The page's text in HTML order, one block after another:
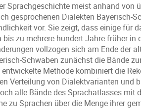
Sprachgeschichte meist anhand von
gesprochenen Dialekten Bayerisch-
vor. Sie zeigt, dass einige für
zu mehrere hundert Jahre früher
vollzogen sich am Ende der
Schwaben zunächst die Bände
Methode kombiniert die
Verteilung von Dialektvarianten und
alle Bände des Sprachatlasses
zu Sprachen über die Menge ihrer